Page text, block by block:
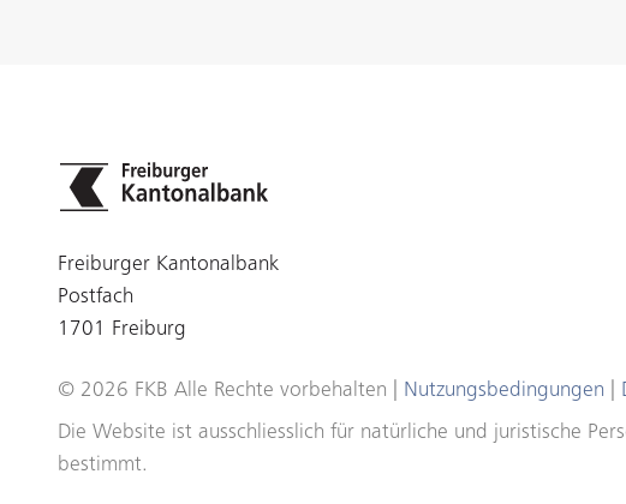
Freiburger Kantonalbank
Postfach
1701 Freiburg
© 2026 FKB Alle Rechte vorbehalten | Nutzungsbedingungen
Die Website ist ausschliesslich für natürliche und juristische
bestimmt.